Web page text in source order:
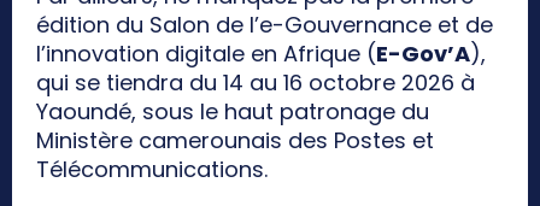
édition du Salon de l’e-Gouvernance et de
l’innovation digitale en Afrique (E-Gov’A),
qui se tiendra du 14 au 16 octobre 2026 à
Yaoundé, sous le haut patronage du
Ministère camerounais des Postes et
Télécommunications.